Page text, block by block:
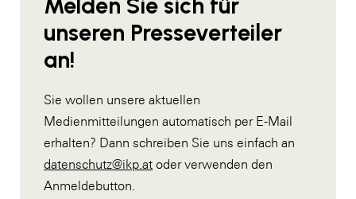
unseren Presseverteiler
an!
Sie wollen unsere aktuellen
Medienmitteilungen automatisch per E-Mail
erhalten? Dann schreiben Sie uns einfach an
datenschutz@ikp.at oder verwenden den
Anmeldebutton.